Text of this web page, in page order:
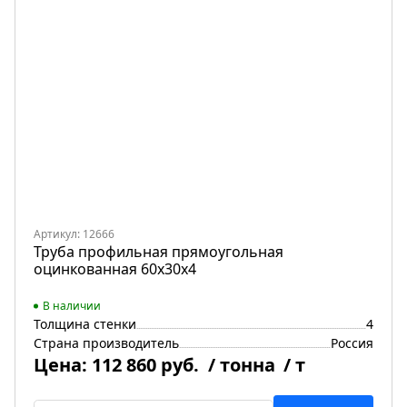
Артикул: 12666
Труба профильная прямоугольная
оцинкованная 60х30х4
В наличии
Толщина стенки
4
Страна производитель
Россия
Цена: 112 860 руб. / тонна / т